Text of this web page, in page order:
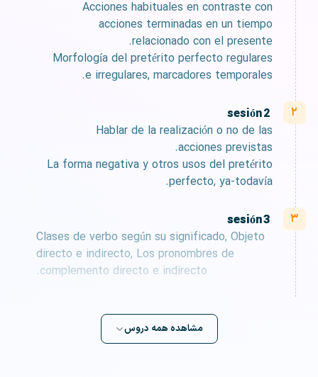
Acciones habituales en contraste con
acciones terminadas en un tiempo
relacionado con el presente.
Morfología del pretérito perfecto regulares
e irregulares, marcadores temporales.
sesión 2
Hablar de la realización o no de las
acciones previstas.
La forma negativa y otros usos del pretérito
perfecto, ya-todavía.
sesión 3
Clases de verbo según su significado, Objeto
directo e indirecto, Los pronombres de
complemento directo e indirecto.
مشاهده همه دروس